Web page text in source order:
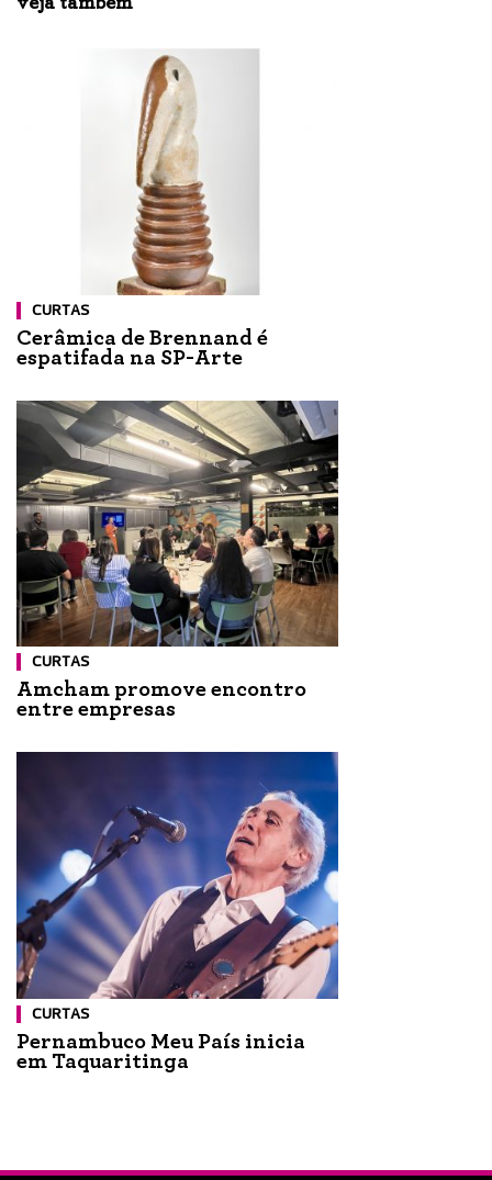
CURTAS
Cerâmica de Brennand é
espatifada na SP-Arte
CURTAS
Amcham promove encontro
entre empresas
CURTAS
Pernambuco Meu País inicia
em Taquaritinga